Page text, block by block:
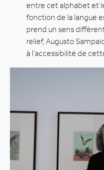
entre cet alphabet et
fonction de la langue
prend un sens
relief, Augusto
à l’accessibilité de